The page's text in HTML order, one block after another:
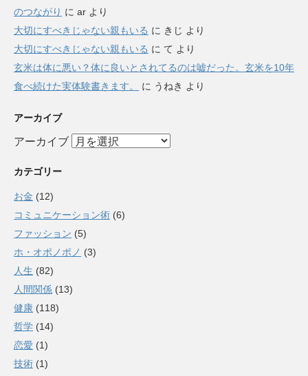
のつながり に ar より
大切にすべきじゃない親もいる に きじ より
大切にすべきじゃない親もいる に て より
玄米は体に悪い？体に良いとされてるのは嘘だった。玄米を10年
食べ続けた実体験書きます。
に うねき より
アーカイブ
アーカイブ
カテゴリー
お金 (12)
コミュニケーション術 (6)
ファッション (5)
ホ・オポノポノ (3)
人生 (82)
人間関係 (13)
健康 (118)
哲学 (14)
恋愛 (1)
技術 (1)